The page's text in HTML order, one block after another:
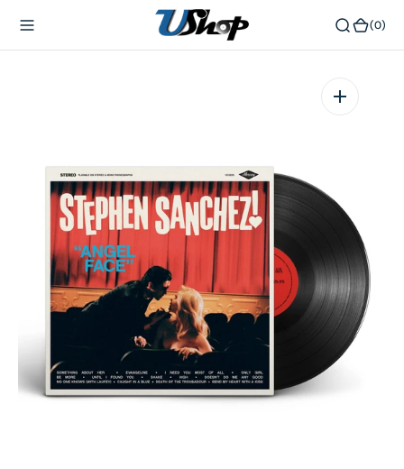
(0)
在
相
簿
中
開
啟